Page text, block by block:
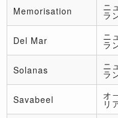
Memorisation ニ
ラ
Del Mar ニ
ラ
Solanas ニ
ラ
Savabeel オ
リ